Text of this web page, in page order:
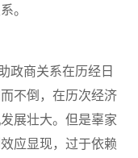
。
政商关系在历经日
不倒，在历次经济
展壮大。但是辜家
应显现，过于依赖